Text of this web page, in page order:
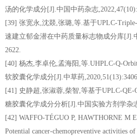
汤的化学成分[J].中国中药杂志
[39] 张宽永,沈燚,张璐,等.基于UPLC-
速建立郁金潜在中药质量标志物成分库[J].
2622.
[40] 杨杰,李卓伦,孟海阳,等.UHPLC-Q-
软胶囊化学成分[J].中草药
[41] 史静超,张淑蓉,柴智,等基于UPLC-QE-
糖胶囊化学成分分析[J].中国实验方剂学杂
[42] WAFFO-TÉGUO P, HAWTHORNE M
Potential cancer-chemopreventive activities